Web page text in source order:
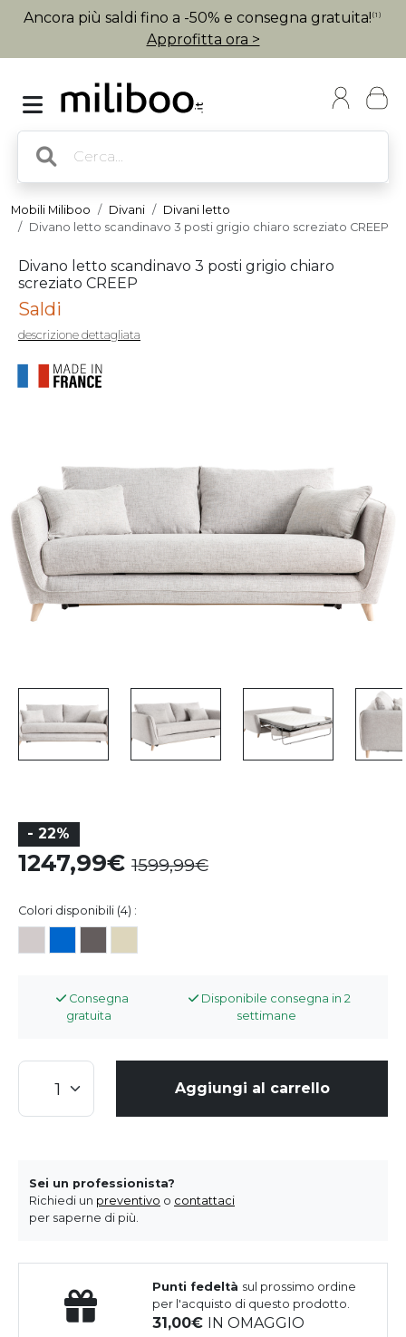
Ancora più saldi fino a -50% e consegna gratuita! (1)
Approfitta ora >
Mobili Miliboo Divani
Divani letto
Divano letto scandinavo 3 posti grigio chiaro screziato CREEP
Divano letto scandinavo 3 posti grigio chiaro
screziato CREEP
Saldi
descrizione dettagliata
- 22%
1247,99 1599,99
Colori disponibili (4) :
Consegna
gratuita
Disponibile consegna in 2
settimane
Aggiungi al carrello
Sei un professionista?
Richiedi un preventivo o contattaci
per saperne di più.
Punti fedeltà sul prossimo ordine
per l'acquisto di questo prodotto.
31,00 IN OMAGGIO